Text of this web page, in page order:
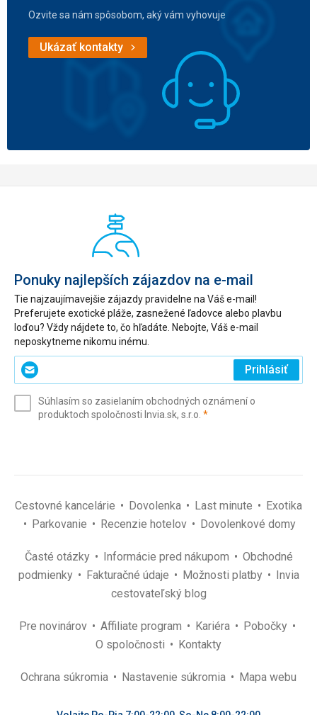
Ozvite sa nám spôsobom, aký vám vyhovuje
Ukázať kontakty
Ponuky najlepších zájazdov na e-mail
Tie najzaujímavejšie zájazdy pravidelne na Váš e-mail!
Preferujete exotické pláže, zasnežené ľadovce alebo plavbu
loďou? Vždy nájdete to, čo hľadáte. Nebojte, Váš e-mail
neposkytneme nikomu inému.
Zadajte
svoj
(povinné)
Prihlásiť
Súhlasím so zasielaním obchodných oznámení o
produktoch spoločnosti Invia.sk, s.r.o. *(povinné)
Cestovné kancelárie Dovolenka Last minute
Exotika
Parkovanie
Recenzie hotelov Dovolenkové domy
Časté otázky Informácie pred nákupom
Obchodné
podmienky
Fakturačné údaje Možnosti platby
Invia
cestovateľský blog
Pre novinárov Affiliate program Kariéra
Pobočky
O spoločnosti
Kontakty
Ochrana súkromia Nastavenie súkromia Mapa webu